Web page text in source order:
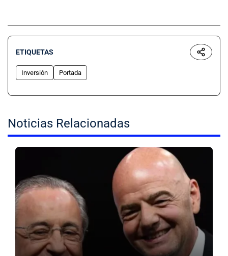
ETIQUETAS
Inversión Portada
Noticias Relacionadas